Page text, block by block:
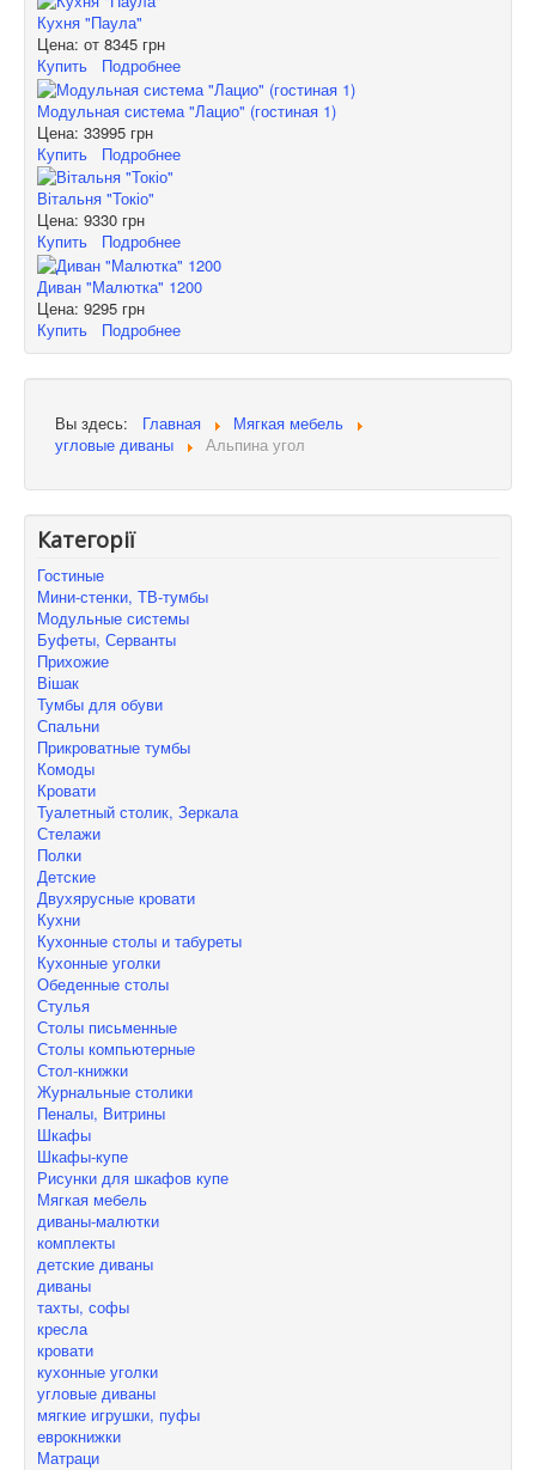
Кухня "Паула"
Цена: от 8345 грн
Купить
Подробнее
Модульная система "Лацио" (гостиная 1)
Цена: 33995 грн
Купить
Подробнее
Вітальня "Токіо"
Цена: 9330 грн
Купить
Подробнее
Диван "Малютка" 1200
Цена: 9295 грн
Купить
Подробнее
Вы здесь: Главная
Мягкая мебель
угловые диваны
Альпина угол
Категорії
Гостиные
Мини-стенки, ТВ-тумбы
Модульные системы
Буфеты, Серванты
Прихожие
Вішак
Тумбы для обуви
Спальни
Прикроватные тумбы
Комоды
Кровати
Туалетный столик, Зеркала
Стелажи
Полки
Детские
Двухярусные кровати
Кухни
Кухонные столы и табуреты
Кухонные уголки
Обеденные столы
Стулья
Столы письменные
Столы компьютерные
Стол-книжки
Журнальные столики
Пеналы, Витрины
Шкафы
Шкафы-купе
Рисунки для шкафов купе
Мягкая мебель
диваны-малютки
комплекты
детские диваны
диваны
тахты, софы
кресла
кровати
кухонные уголки
угловые диваны
мягкие игрушки, пуфы
еврокнижки
Матраци